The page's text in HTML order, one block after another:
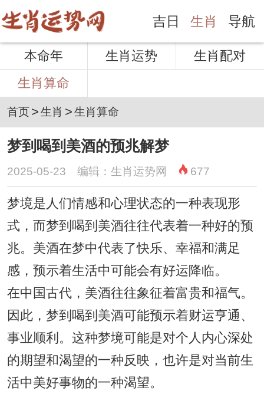
吉日 生肖 导航
本命年 生肖运势
生肖配对
生肖算命
首页>生肖 >生肖算命
梦到喝到美酒的预兆解梦
2025-05-23 编辑：生肖运势网 677
梦境是人们情感和心理状态的一种表现形
式，而梦到喝到美酒往往代表着一种好的预
兆。美酒在梦中代表了快乐、幸福和满足
感，预示着生活中可能会有好运降临。
在中国古代，美酒往往象征着富贵和福气。
因此，梦到喝到美酒可能预示着财运亨通、
事业顺利。这种梦境可能是对个人内心深处
的期望和渴望的一种反映，也许是对当前生
活中美好事物的一种渴望。